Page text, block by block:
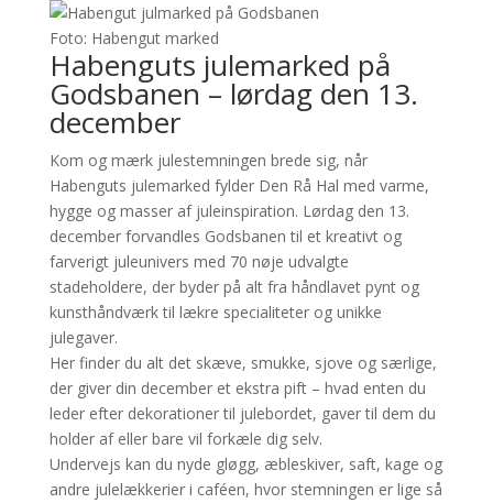
Foto: Habengut marked
Habenguts julemarked på
Godsbanen – lørdag den 13.
december
Kom og mærk julestemningen brede sig, når
Habenguts julemarked fylder Den Rå Hal med varme,
hygge og masser af juleinspiration. Lørdag den 13.
december forvandles Godsbanen til et kreativt og
farverigt juleunivers med 70 nøje udvalgte
stadeholdere, der byder på alt fra håndlavet pynt og
kunsthåndværk til lækre specialiteter og unikke
julegaver.
Her finder du alt det skæve, smukke, sjove og særlige,
der giver din december et ekstra pift – hvad enten du
leder efter dekorationer til julebordet, gaver til dem du
holder af eller bare vil forkæle dig selv.
Undervejs kan du nyde gløgg, æbleskiver, saft, kage og
andre julelækkerier i caféen, hvor stemningen er lige så